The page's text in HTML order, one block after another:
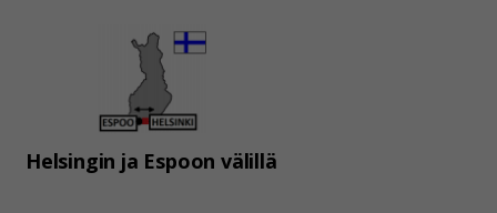
Helsingin ja Espoon välillä